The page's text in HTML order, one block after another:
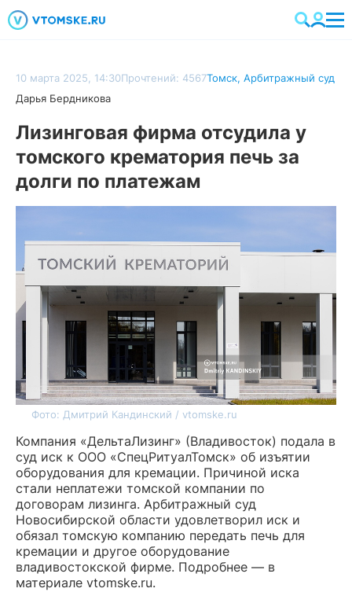
10 марта 2025, 14:30Прочтений: 4567Томск, Арбитражный суд
Дарья Бердникова
Лизинговая фирма отсудила у
томского крематория печь за
долги по платежам
Фото: Дмитрий Кандинский / vtomske.ru
Компания «ДельтаЛизинг» (Владивосток) подала в
суд иск к ООО «СпецРитуалТомск» об изъятии
оборудования для кремации. Причиной иска
стали неплатежи томской компании по
договорам лизинга. Арбитражный суд
Новосибирской области удовлетворил иск и
обязал томскую компанию передать печь для
кремации и другое оборудование
владивостокской фирме. Подробнее — в
материале vtomske.ru.